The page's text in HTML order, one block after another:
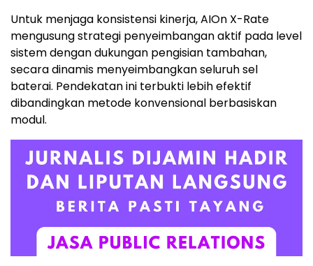
Untuk menjaga konsistensi kinerja, AIOn X-Rate
mengusung strategi penyeimbangan aktif pada level
sistem dengan dukungan pengisian tambahan,
secara dinamis menyeimbangkan seluruh sel
baterai. Pendekatan ini terbukti lebih efektif
dibandingkan metode konvensional berbasiskan
modul.